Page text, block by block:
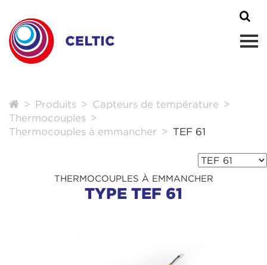
Produits
Capteurs de température
Thermocouples
Thermocouples à emmancher
TEF 61
THERMOCOUPLES À EMMANCHER
TYPE TEF 61